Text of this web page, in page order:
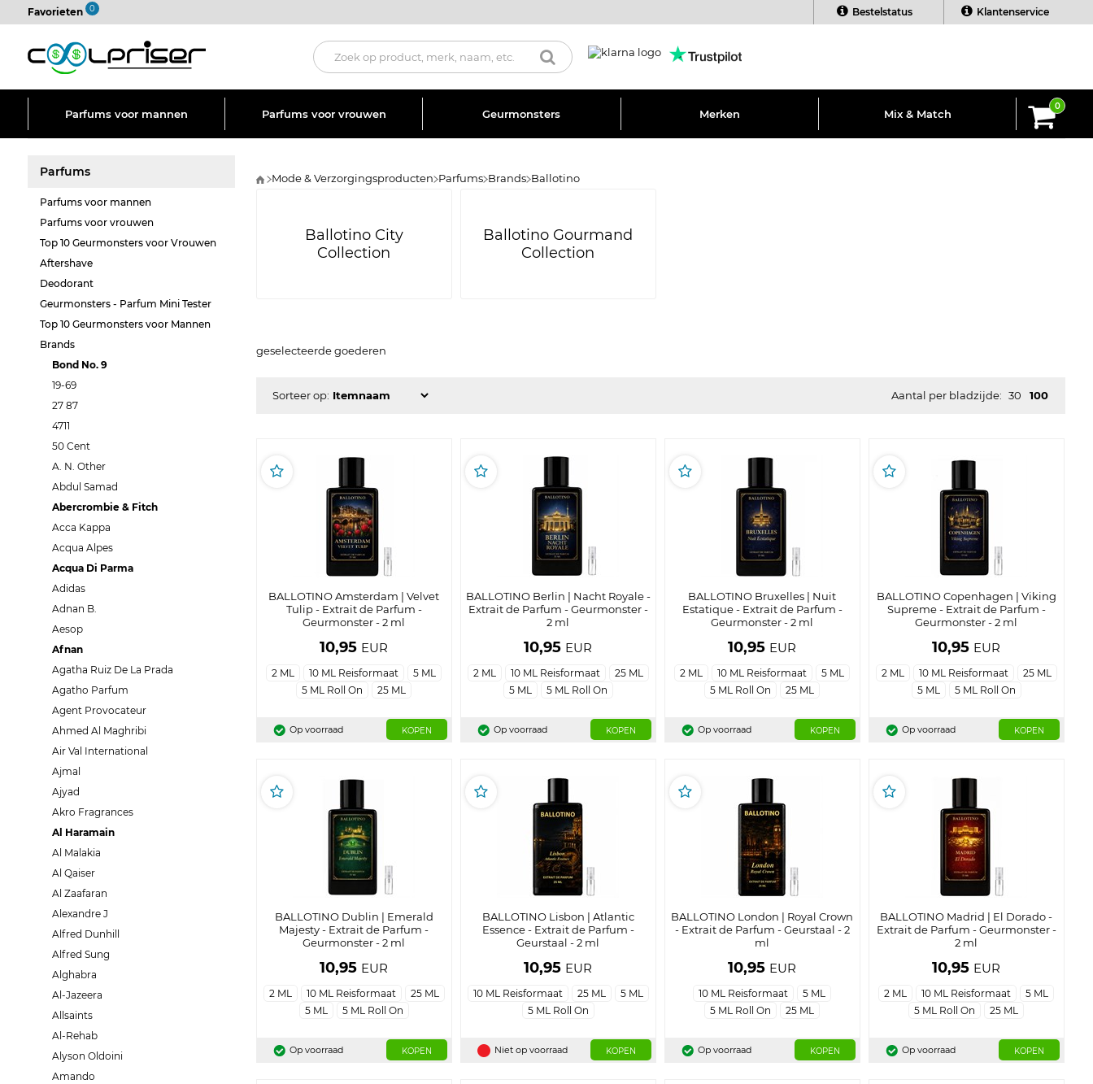
Favorieten 0 Bestelstatus Klantenservice
Parfums voor mannen Parfums voor vrouwen Geurmonsters Merken Mix & Match
0
Parfums
Parfums voor mannen
Parfums voor vrouwen
Top 10 Geurmonsters voor Vrouwen
Aftershave
Deodorant
Geurmonsters - Parfum Mini Tester
Top 10 Geurmonsters voor Mannen
Brands
Bond No. 9
19-69
27 87
4711
50 Cent
A. N. Other
Abdul Samad
Abercrombie & Fitch
Acca Kappa
Acqua Alpes
Acqua Di Parma
Adidas
Adnan B.
Aesop
Afnan
Agatha Ruiz De La Prada
Agatho Parfum
Agent Provocateur
Ahmed Al Maghribi
Air Val International
Ajmal
Ajyad
Akro Fragrances
Al Haramain
Al Malakia
Al Qaiser
Al Zaafaran
Alexandre J
Alfred Dunhill
Alfred Sung
Alghabra
Al-Jazeera
Allsaints
Al-Rehab
Alyson Oldoini
Amando
Mode & Verzorgingsproducten Parfums Brands Ballotino
Ballotino City
Collection
Ballotino Gourmand
Collection
geselecteerde goederen
Sorteer op: Aantal per bladzijde: 30 100
BALLOTINO Amsterdam | Velvet
Tulip - Extrait de Parfum -
Geurmonster - 2 ml
10,95 EUR
2 ML 10 ML Reisformaat
5 ML
5 ML Roll On
25 ML
Op voorraad KOPEN
BALLOTINO Berlin | Nacht Royale -
Extrait de Parfum - Geurmonster -
2 ml
10,95 EUR
2 ML 10 ML Reisformaat
25 ML
5 ML
5 ML Roll On
Op voorraad KOPEN
BALLOTINO Bruxelles | Nuit
Estatique - Extrait de Parfum -
Geurmonster - 2 ml
10,95 EUR
2 ML 10 ML Reisformaat
5 ML
5 ML Roll On
25 ML
Op voorraad KOPEN
BALLOTINO Copenhagen | Viking
Supreme - Extrait de Parfum -
Geurmonster - 2 ml
10,95 EUR
2 ML 10 ML Reisformaat
25 ML
5 ML
5 ML Roll On
Op voorraad KOPEN
BALLOTINO Dublin | Emerald
Majesty - Extrait de Parfum -
Geurmonster - 2 ml
10,95 EUR
2 ML 10 ML Reisformaat
25 ML
5 ML
5 ML Roll On
Op voorraad KOPEN
BALLOTINO Lisbon | Atlantic
Essence - Extrait de Parfum -
Geurstaal - 2 ml
10,95 EUR
10 ML Reisformaat 25 ML
5 ML
5 ML Roll On
Niet op voorraad KOPEN
BALLOTINO London | Royal Crown
- Extrait de Parfum - Geurstaal - 2
ml
10,95 EUR
10 ML Reisformaat
5 ML
5 ML Roll On
25 ML
Op voorraad KOPEN
BALLOTINO Madrid | El Dorado -
Extrait de Parfum - Geurmonster -
2 ml
10,95 EUR
2 ML 10 ML Reisformaat
5 ML
5 ML Roll On
25 ML
Op voorraad KOPEN